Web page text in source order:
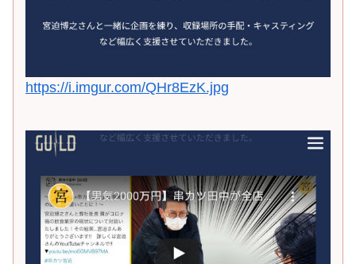
https://i.imgur.com/QHr8EzK.jpg